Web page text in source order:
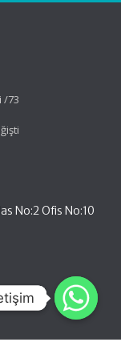
/73
No:2 Ofis No:10